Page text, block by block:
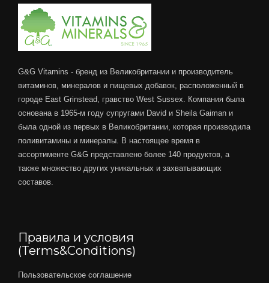
G&G Vitamins - бренд из Великобритании и производитель
витаминов, минералов и пищевых добавок, расположенный в
городе East Grinstead, гравство West Sussex. Компания была
основана в 1965-м году супругами David и Sheila Gaiman и
была одной из первых в Великобритании, которая производила
поливитамины и минералы. В настоящее время в
ассортименте G&G представлено более 140 продуктов, а
также множество других уникальных и захватывающих
составов.
Правила и условия
(Terms&Conditions)
Пользовательское соглашение